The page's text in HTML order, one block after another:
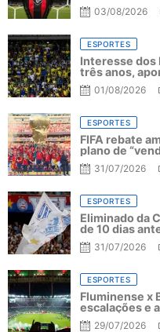
03/08/2026
ESPORTES
Interesse dos
três anos,
01/08/2026
ESPORTES
FIFA rebate
plano de
31/07/2026
ESPORTES
Eliminado da
de 10 dias
31/07/2026
ESPORTES
Fluminense x
escalações e
29/07/2026